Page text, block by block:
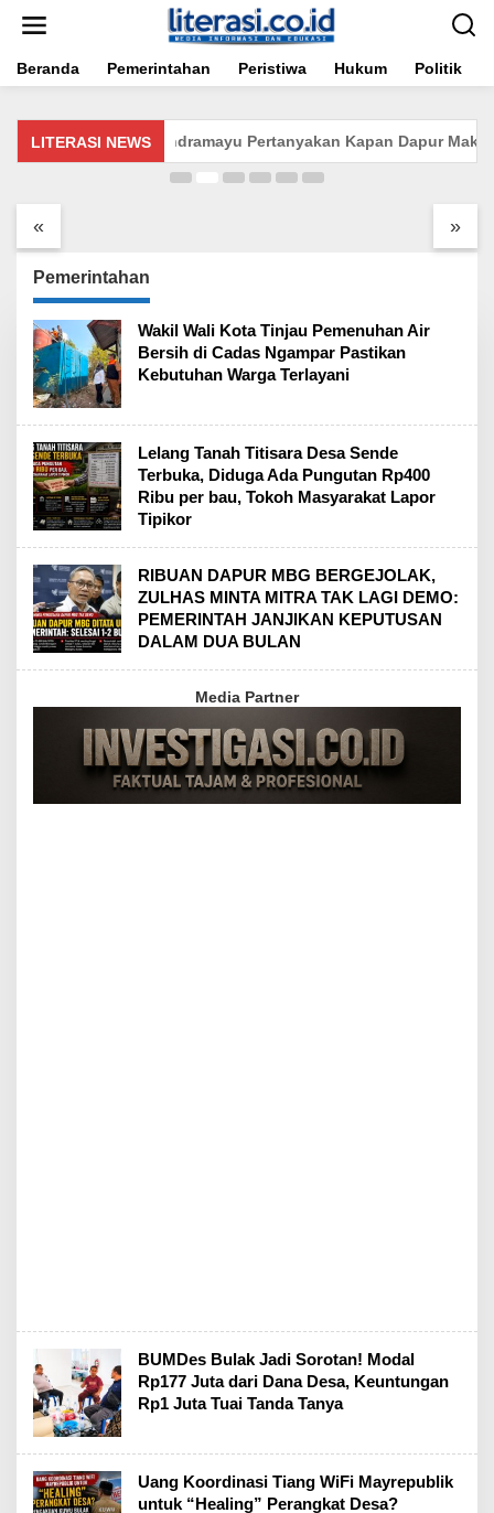
Beranda
Pemerintahan Peristiwa Hukum Politik
LITERASI NEWS
Warga Kepandean Indramayu Pertanyakan Kapan Dapur Makan
Lelang Tanah Titisara Desa Sende Terbuka,
Tokoh Masyarakat Lapor Tipikor
« »
Warga Kesulitan
Dapatkan Gas 3 Kg
Terjadi di Beberapa
Desa
Rumah Direktur PT
LMG Digeledah 10
Bandar Narkoba atau
Kriminalisasi Sengketa
Perdata Jadi Pidana
Pemerintahan
Wakil Wali Kota Tinjau Pemenuhan Air
Bersih di Cadas Ngampar Pastikan
Kebutuhan Warga Terlayani
Lelang Tanah Titisara Desa Sende
Terbuka, Diduga Ada Pungutan Rp400
Ribu per bau, Tokoh Masyarakat Lapor
Tipikor
RIBUAN DAPUR MBG BERGEJOLAK,
ZULHAS MINTA MITRA TAK LAGI DEMO:
PEMERINTAH JANJIKAN KEPUTUSAN
DALAM DUA BULAN
Media Partner
BUMDes Bulak Jadi Sorotan! Modal
Rp177 Juta dari Dana Desa, Keuntungan
Rp1 Juta Tuai Tanda Tanya
Uang Koordinasi Tiang WiFi Mayrepublik
untuk “Healing” Perangkat Desa?